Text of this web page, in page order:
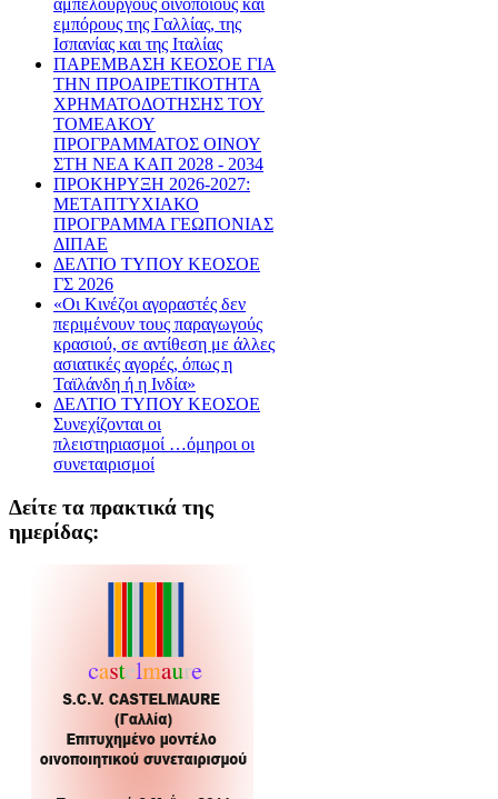
εμπόρους της Γαλλίας, της
Ισπανίας και της Ιταλίας
ΠΑΡΕΜΒΑΣΗ ΚΕΟΣΟΕ ΓΙΑ
ΤΗΝ ΠΡΟΑΙΡΕΤΙΚΟΤΗΤΑ
ΧΡΗΜΑΤΟΔΟΤΗΣΗΣ ΤΟΥ
ΤΟΜΕΑΚΟΥ
ΠΡΟΓΡΑΜΜΑΤΟΣ ΟΙΝΟΥ
ΣΤΗ ΝΕΑ ΚΑΠ 2028 - 2034
ΠΡΟΚΗΡΥΞΗ 2026-2027:
ΜΕΤΑΠΤΥΧΙΑΚΟ
ΠΡΟΓΡΑΜΜΑ ΓΕΩΠΟΝΙΑΣ
ΔΙΠΑΕ
ΔΕΛΤΙΟ ΤΥΠΟΥ ΚΕΟΣΟΕ
ΓΣ 2026
«Οι Κινέζοι αγοραστές δεν
περιμένουν τους παραγωγούς
κρασιού, σε αντίθεση με άλλες
ασιατικές αγορές, όπως η
Ταϊλάνδη ή η Ινδία»
ΔΕΛΤΙΟ ΤΥΠΟΥ ΚΕΟΣΟΕ
Συνεχίζονται οι
πλειστηριασμοί …όμηροι οι
συνεταιρισμοί
Δείτε τα πρακτικά της
ημερίδας: